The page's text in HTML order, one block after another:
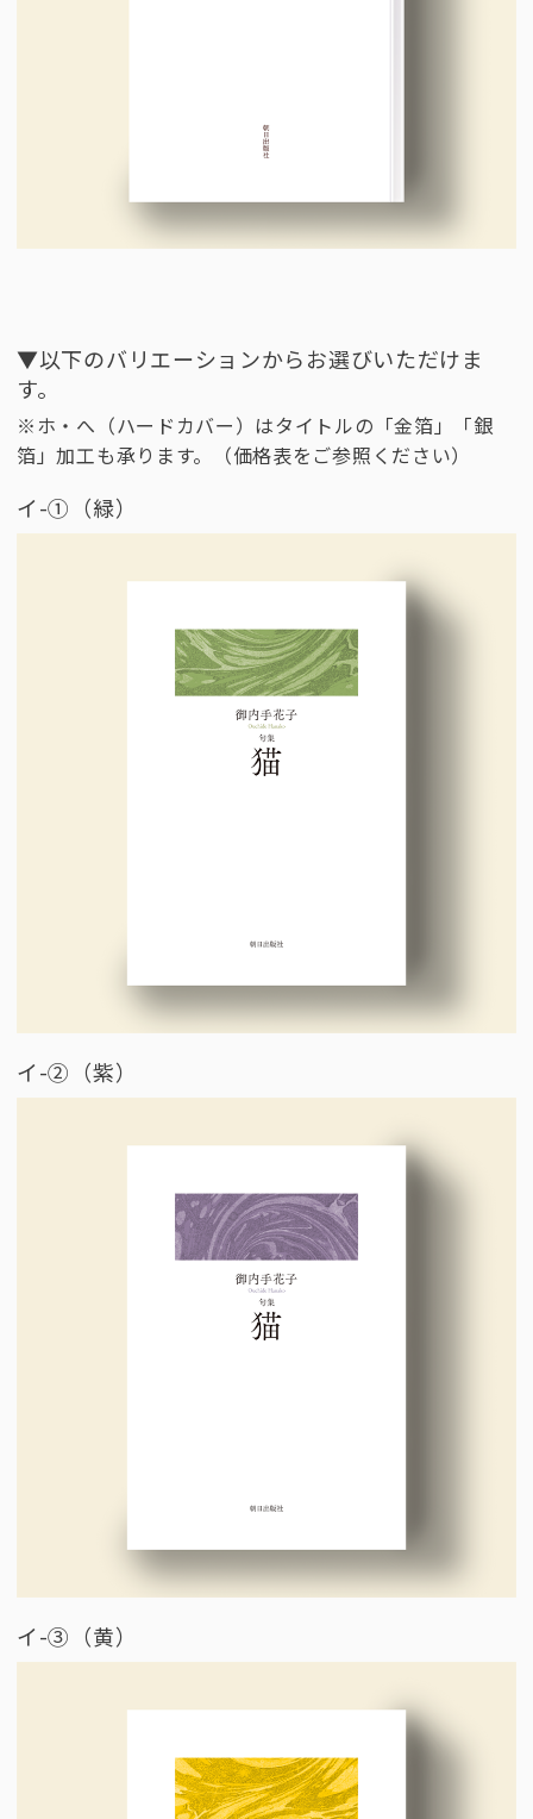
▼以下のバリエーションからお選びいただけま
す。
※ホ・へ（ハードカバー）はタイトルの「金箔」「銀
箔」加工も承ります。（価格表をご参照ください）
イ-①（緑）
イ-②（紫）
イ-③（黄）